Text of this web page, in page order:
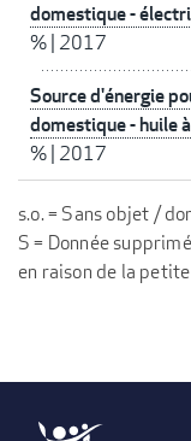
domestique -
% 2017
Source d'énergie
domestique - huile
% 2017
s.o. = Sans objet /
S = Donnée
en raison de la